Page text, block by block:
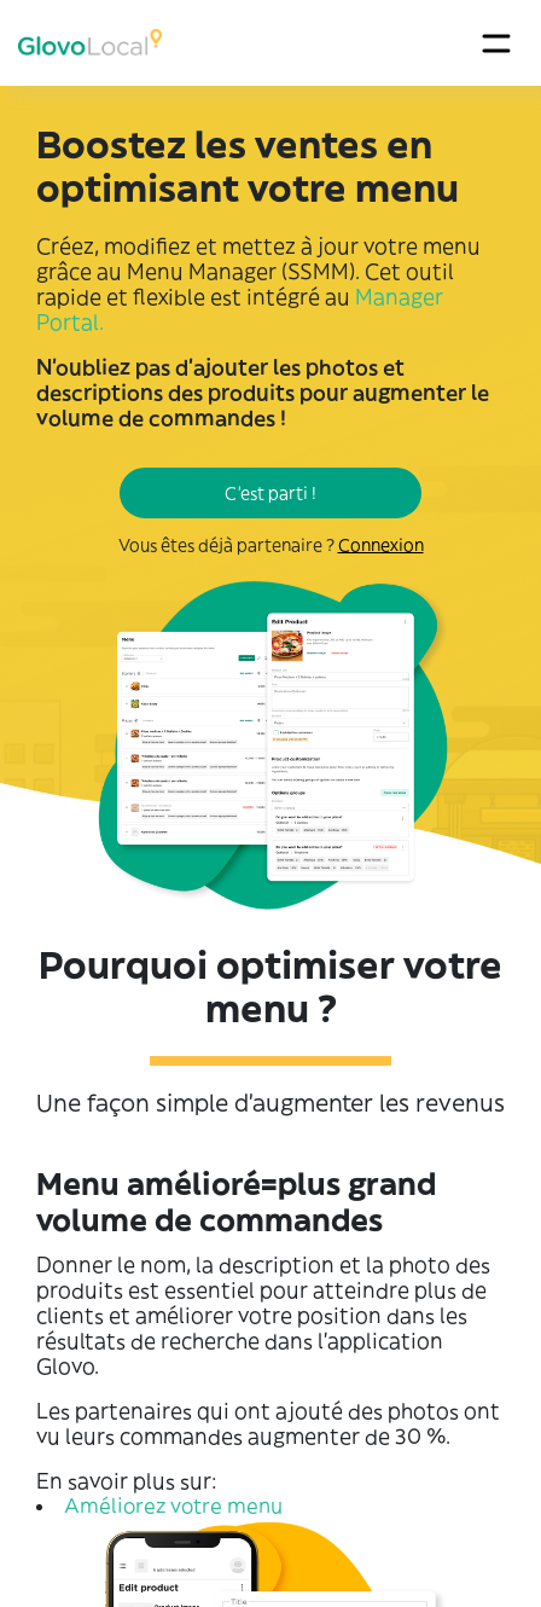
Boostez les ventes en
optimisant votre menu
Créez, modifiez et mettez à jour votre menu
grâce au Menu Manager (SSMM). Cet outil
rapide et flexible est intégré au Manager
Portal.
N'oubliez pas d'ajouter les photos et
descriptions des produits pour augmenter le
volume de commandes !
C'est parti !
Vous êtes déjà partenaire ?Connexion
Pourquoi optimiser votre
menu ?
Une façon simple d'augmenter les revenus
Menu amélioré=plus grand
volume de commandes
Donner le nom, la description et la photo des
produits est essentiel pour atteindre plus de
clients et améliorer votre position dans les
résultats de recherche dans l’application
Glovo.
Les partenaires qui ont ajouté des photos ont
vu leurs commandes augmenter de 30 %.
En savoir plus sur:
Améliorez votre menu